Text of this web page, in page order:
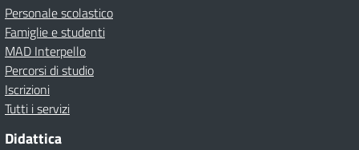
Personale scolastico
Famiglie e studenti
MAD Interpello
Percorsi di studio
Iscrizioni
Tutti i servizi
Didattica